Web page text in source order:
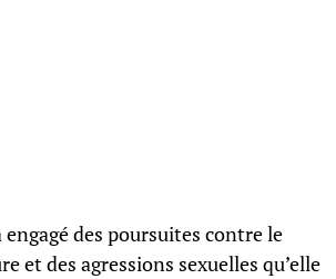
des poursuites contre le
et des agressions sexuelles qu’elle